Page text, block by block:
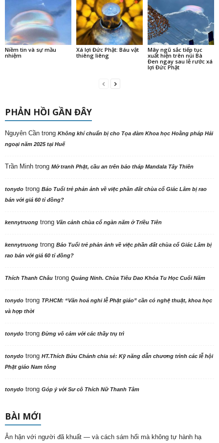
Niềm tin và sự mầu
nhiệm
Xá lợi Đức Phật: Báu vật
thiêng liêng
Mây ngũ sắc tiếp tục
xuất hiện trên núi Bà
Đen ngay sau lễ rước xá
lợi Đức Phật
PHẢN HỒI GẦN ĐÂY
Nguyên Cần trong Không khí chuẩn bị cho Tọa đàm Khoa học Hoằng pháp Hải
ngoại năm 2025 tại Huế
Trần Minh trong Mở tranh Phật, cầu an trên bảo tháp Mandala Tây Thiên
tonydo trong Báo Tuổi trẻ phản ảnh về việc phần đất chùa cổ Giác Lâm bị rao
bán với giá 60 tỉ đồng?
kennytruong trong Vãn cảnh chùa cổ ngàn năm ở Triều Tiên
kennytruong trong Báo Tuổi trẻ phản ảnh về việc phần đất chùa cổ Giác Lâm bị
rao bán với giá 60 tỉ đồng?
Thích Thanh Châu trong Quảng Ninh. Chùa Tiêu Dao Khóa Tu Học Cuối Năm
tonydo trong TP.HCM: “Văn hoá nghi lễ Phật giáo” cần có nghệ thuật, khoa học
và hợp thời
tonydo trong Đừng vô cảm với các thầy trụ trì
tonydo trong HT.Thích Bửu Chánh chia sẻ: Kỹ năng dẫn chương trình các lễ hội
Phật giáo Nam tông
tonydo trong Góp ý với Sư cô Thích Nữ Thanh Tâm
BÀI MỚI
Ân hận với người đã khuất — và cách sám hối mà không tự hành hạ